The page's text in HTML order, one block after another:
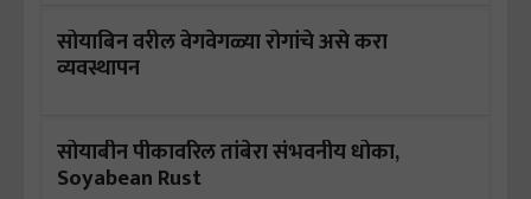
सोयाबिन वरील वेगवेगळ्या रोगांचे असे करा
व्यवस्थापन
सोयाबीन पीकावरिल तांबेरा संभवनीय धोका,
Soyabean Rust